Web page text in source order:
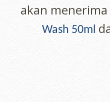
akan menerima
Wash 50ml